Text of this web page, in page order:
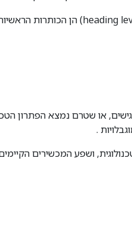
או שטרם נמצא הפתרון
.
ושפע המכשירים